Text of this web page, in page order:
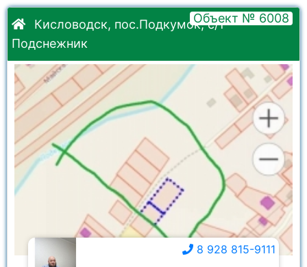
Кисловодск, пос.Подкумок, с/т
Подснежник
Объект № 6008
8 928 815-9111